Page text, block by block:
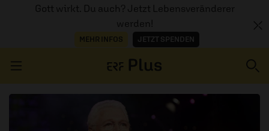
Gott wirkt. Du auch? Jetzt Lebensveränderer
werden!
MEHR INFOS JETZT SPENDEN